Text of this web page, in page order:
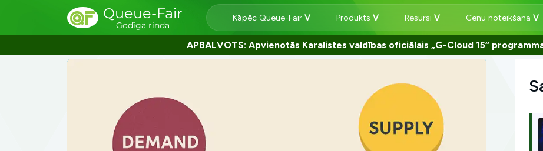
Queue-Fair
Godīga rinda
Kāpēc Queue-Fair Produkts Resursi Cenu noteikšana
APBALVOTS: Apvienotās Karalistes valdības oficiālais „G-Cloud 15“